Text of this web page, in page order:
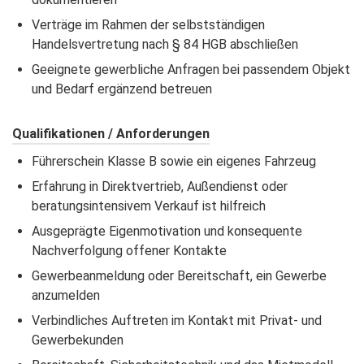
Verträge im Rahmen der selbstständigen
Handelsvertretung nach § 84 HGB abschließen
Geeignete gewerbliche Anfragen bei passendem Objekt
und Bedarf ergänzend betreuen
Qualifikationen / Anforderungen
Führerschein Klasse B sowie ein eigenes Fahrzeug
Erfahrung in Direktvertrieb, Außendienst oder
beratungsintensivem Verkauf ist hilfreich
Ausgeprägte Eigenmotivation und konsequente
Nachverfolgung offener Kontakte
Gewerbeanmeldung oder Bereitschaft, ein Gewerbe
anzumelden
Verbindliches Auftreten im Kontakt mit Privat- und
Gewerbekunden